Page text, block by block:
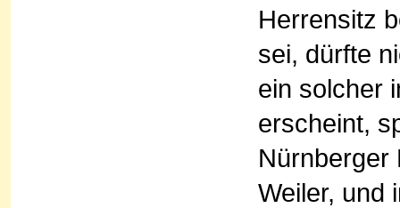
Herrensitz
sei, dürfte
ein solcher
erscheint,
Nürnberger
Weiler, und